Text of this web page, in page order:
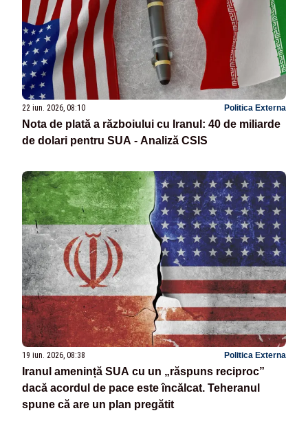
22 iun. 2026, 08:10 Politica Externa
Nota de plată a războiului cu Iranul: 40 de miliarde
de dolari pentru SUA - Analiză CSIS
19 iun. 2026, 08:38 Politica Externa
Iranul amenință SUA cu un „răspuns reciproc”
dacă acordul de pace este încălcat. Teheranul
spune că are un plan pregătit